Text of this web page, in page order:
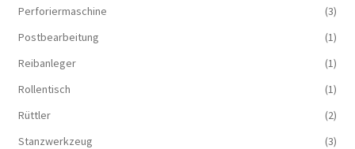
Perforiermaschine
(3)
Postbearbeitung
(1)
Reibanleger
(1)
Rollentisch
(1)
Rüttler
(2)
Stanzwerkzeug
(3)